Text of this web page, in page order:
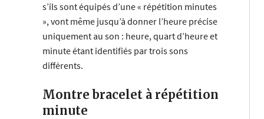
s’ils sont équipés d’une « répétition minutes
», vont même jusqu’à donner l’heure précise
uniquement au son : heure, quart d’heure et
minute étant identifiés par trois sons
différents.
Montre bracelet à répétition
minute